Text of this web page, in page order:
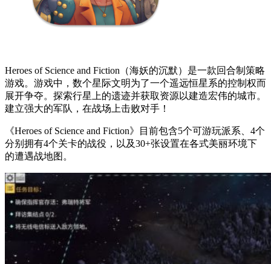
Heroes of Science and Fiction（海妖的沉默）是一款回合制策略
游戏。游戏中，数个星际文明为了一个遥远恒星系的控制权而
展开争夺。探索行星上的遗迹并获取资源以建造宏伟的城市。
建立强大的军队，在战场上击败对手！
《Heroes of Science and Fiction》目前包含5个可游玩派系、4个
分别拥有4个关卡的战役，以及30+张设置在各式美丽环境下
的遭遇战地图。